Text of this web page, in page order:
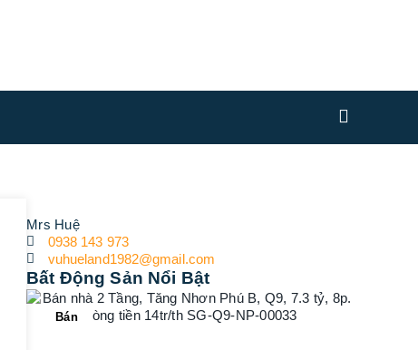
Mrs Huệ
0938 143 973
vuhueland1982@gmail.com
Bất Động Sản Nổi Bật
Bán